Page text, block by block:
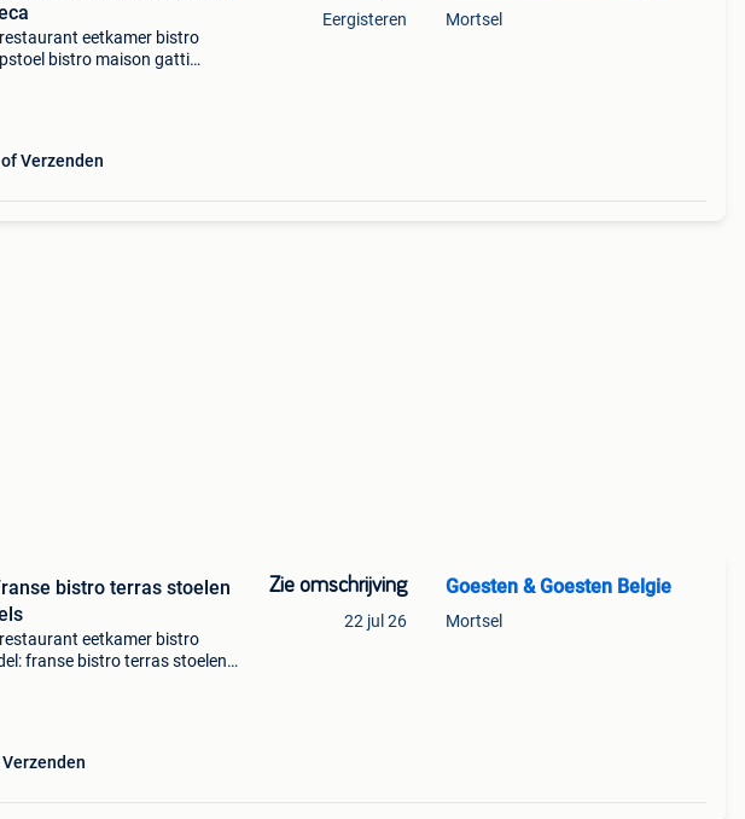
eetkamer bistro
bistro maison gatti
Verzenden
Eergisteren Mortsel
bistro terras stoelen
eetkamer bistro
franse bistro terras stoelen
Zie omschrijving
22 jul 26
Goesten & Goesten Belgie
Mortsel